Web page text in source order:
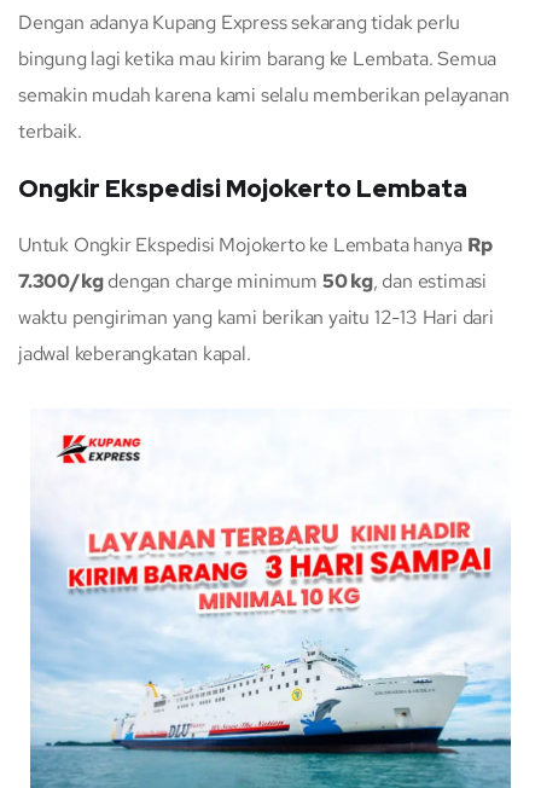
Dengan adanya Kupang Express sekarang tidak perlu
bingung lagi ketika mau kirim barang ke Lembata. Semua
semakin mudah karena kami selalu memberikan pelayanan
terbaik.
Ongkir Ekspedisi Mojokerto Lembata
Untuk Ongkir Ekspedisi Mojokerto ke Lembata hanya Rp
7.300/kgdengan charge minimum 50 kg, dan estimasi
waktu pengiriman yang kami berikan yaitu 12-13 Hari dari
jadwal keberangkatan kapal.